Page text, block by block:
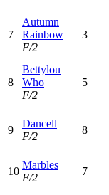
7
Autumn
Rainbow
F/2
3
8
Bettylou
Who
F/2
5
9
Dancell
F/2
8
10
Marbles
F/2
7